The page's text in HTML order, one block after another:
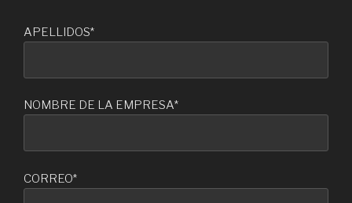
APELLIDOS*
NOMBRE DE LA EMPRESA*
CORREO*